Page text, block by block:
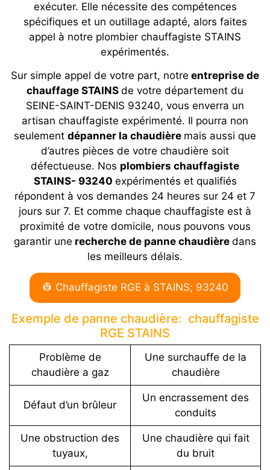
exécuter. Elle nécessite des compétences
spécifiques et un outillage adapté, alors faites
appel à notre plombier chauffagiste STAINS
expérimentés.
Sur simple appel de votre part, notre entreprise de
chauffage STAINS de votre département du
SEINE-SAINT-DENIS 93240, vous enverra un
artisan chauffagiste expérimenté. Il pourra non
seulement dépanner la chaudière mais aussi que
d’autres pièces de votre chaudière soit
défectueuse. Nos plombiers chauffagiste
STAINS- 93240 expérimentés et qualifiés
répondent à vos demandes 24 heures sur 24 et 7
jours sur 7. Et comme chaque chauffagiste est à
proximité de votre domicile, nous pouvons vous
garantir une recherche de panne chaudière dans
les meilleurs délais.
👷 Chauffagiste RGE à STAINS; 93240
Exemple de panne chaudière: chauffagiste
RGE STAINS
Problème de
chaudière a gaz
Une surchauffe de la
chaudière
Défaut d’un brûleur
Un encrassement des
conduits
Une obstruction des
tuyaux,
Une chaudière qui fait
du bruit